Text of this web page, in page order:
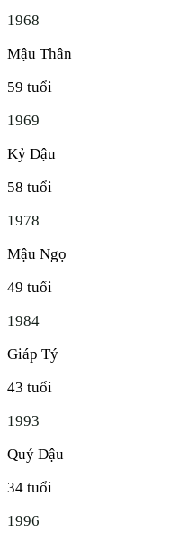
1968
Mậu Thân
59 tuổi
1969
Kỷ Dậu
58 tuổi
1978
Mậu Ngọ
49 tuổi
1984
Giáp Tý
43 tuổi
1993
Quý Dậu
34 tuổi
1996